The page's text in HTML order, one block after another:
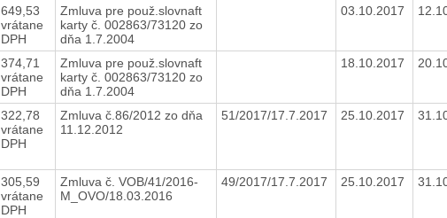
649,53
vrátane
DPH
Zmluva pre použ.slovnaft
karty č. 002863/73120 zo
dňa 1.7.2004
03.10.2017
374,71
vrátane
DPH
Zmluva pre použ.slovnaft
karty č. 002863/73120 zo
dňa 1.7.2004
18.10.2017
322,78
vrátane
DPH
Zmluva č.86/2012 zo dňa
11.12.2012
51/2017/17.7.2017 25.10.2017
305,59
vrátane
DPH
Zmluva č. VOB/41/2016-
M_OVO/18.03.2016
49/2017/17.7.2017 25.10.2017